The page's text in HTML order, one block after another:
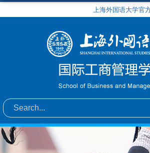
上海外国语大学官